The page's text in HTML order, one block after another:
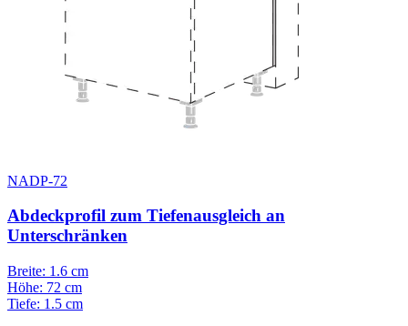
NADP-72
Abdeckprofil zum Tiefenausgleich an
Unterschränken
Breite: 1.6 cm
Höhe: 72 cm
Tiefe: 1.5 cm